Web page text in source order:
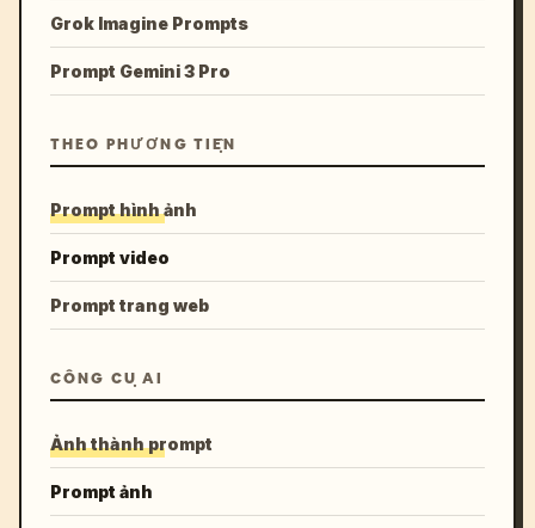
Grok Imagine Prompts
Prompt Gemini 3 Pro
THEO PHƯƠNG TIỆN
Prompt hình ảnh
Prompt video
Prompt trang web
CÔNG CỤ AI
Ảnh thành prompt
Prompt ảnh